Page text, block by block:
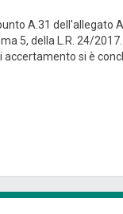
A.31 dell'allegato A
5, della L.R. 24/
si è